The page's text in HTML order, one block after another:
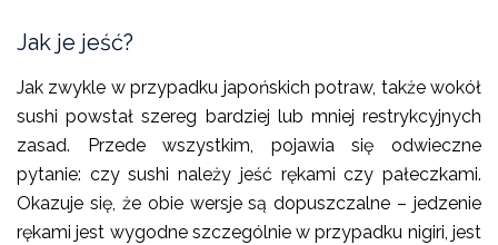
Jak je jeść?
Jak zwykle w przypadku japońskich potraw, także wokół
sushi powstał szereg bardziej lub mniej restrykcyjnych
zasad. Przede wszystkim, pojawia się odwieczne
pytanie: czy sushi należy jeść rękami czy pałeczkami.
Okazuje się, że obie wersje są dopuszczalne – jedzenie
rękami jest wygodne szczególnie w przypadku nigiri, jest